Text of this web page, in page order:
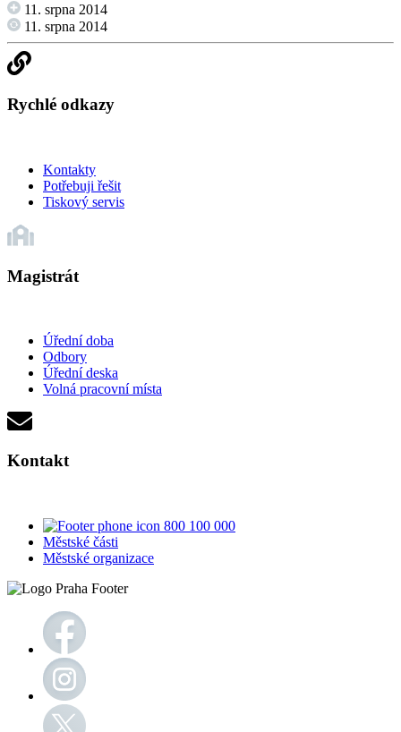
11. srpna 2014
11. srpna 2014
Rychlé odkazy
Kontakty
Potřebuji řešit
Tiskový servis
Magistrát
Úřední doba
Odbory
Úřední deska
Volná pracovní místa
Kontakt
800 100 000
Městské části
Městské organizace